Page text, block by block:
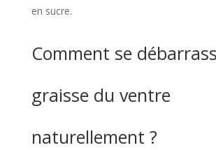
en sucre.
Comment se
graisse du ventre
naturellement ?